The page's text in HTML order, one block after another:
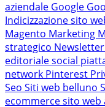
aziendale Google
Indicizzazione sito
Magento Marketing
strategico Newsletter
editoriale social
network Pinterest
Seo Siti web belluno
ecommercesito web